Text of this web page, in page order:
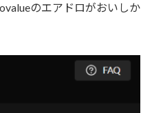
のエアドロがおいしか